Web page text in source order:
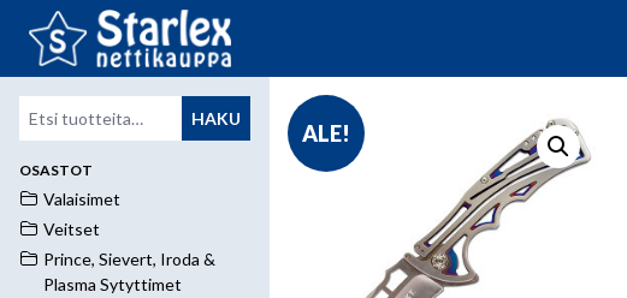
Etsi: HAKU
OSASTOT
Valaisimet
Veitset
Prince, Sievert, Iroda &
Plasma Sytyttimet
ALE!